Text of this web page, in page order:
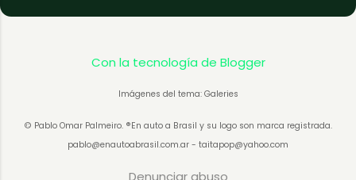
Con la tecnología de Blogger
Imágenes del tema: Galeries
© Pablo Omar Palmeiro. ®En auto a Brasil y su logo son marca registrada.
pablo@enautoabrasil.com.ar - taitapop@yahoo.com
Denunciar abuso